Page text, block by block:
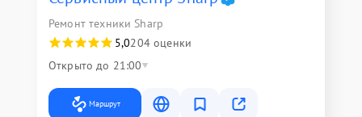
Ремонт техники Sharp
5,0204 оценки
Открыто до 21:00
Маршрут